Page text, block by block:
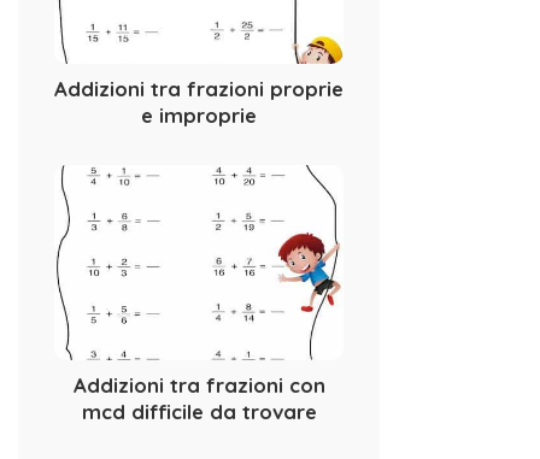
Addizioni tra frazioni proprie
e improprie
Addizioni tra frazioni con
mcd difficile da trovare